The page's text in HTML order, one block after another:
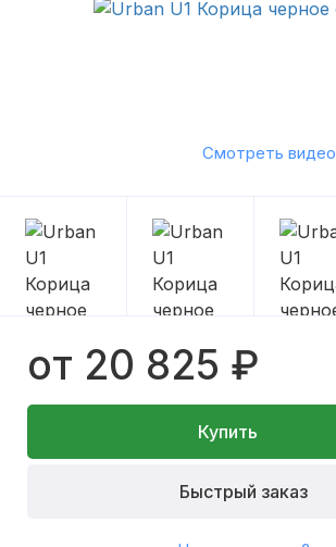
Смотреть видео
от 20 825 ₽
Купить
Быстрый заказ